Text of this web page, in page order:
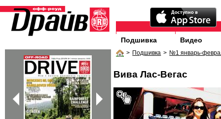
Подшивка Видео
> Подшивка > №1 январь-
Вива Лас-Вегас